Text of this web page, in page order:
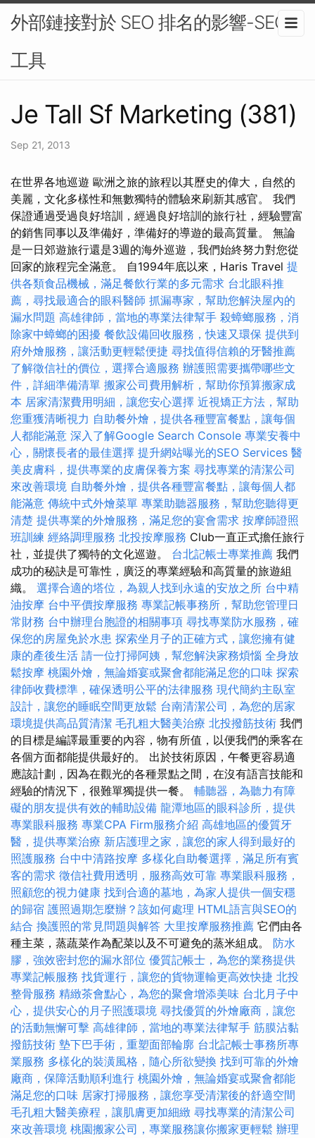
外部鏈接對於 SEO 排名的影響-SEO
工具
Je Tall Sf Marketing (381)
Sep 21, 2013
在世界各地巡遊 歐洲之旅的旅程以其歷史的偉大，自然的
美麗，文化多樣性和無數獨特的體驗來刷新其感官。 我們
保證通過受過良好培訓，經過良好培訓的旅行社，經驗豐富
的銷售同事以及準備好，準備好的導遊的最高質量。 無論
是一日郊遊旅行還是3週的海外巡遊，我們始終努力對您從
回家的旅程完全滿意。 自1994年底以來，Haris Travel 提
供各類食品機械，滿足餐飲行業的多元需求 台北眼科推
薦，尋找最適合的眼科醫師 抓漏專家，幫助您解決屋內的
漏水問題 高雄律師，當地的專業法律幫手 殺蟑螂服務，消
除家中蟑螂的困擾 餐飲設備回收服務，快速又環保 提供到
府外燴服務，讓活動更輕鬆便捷 尋找值得信賴的牙醫推薦
了解徵信社的價位，選擇合適服務 辦護照需要攜帶哪些文
件，詳細準備清單 搬家公司費用解析，幫助你預算搬家成
本 居家清潔費用明細，讓您安心選擇 近視矯正方法，幫助
您重獲清晰視力 自助餐外燴，提供各種豐富餐點，讓每個
人都能滿意 深入了解Google Search Console 專業安養中
心，關懷長者的最佳選擇 提升網站曝光的SEO Services 醫
美皮膚科，提供專業的皮膚保養方案 尋找專業的清潔公司
來改善環境 自助餐外燴，提供各種豐富餐點，讓每個人都
能滿意 傳統中式外燴菜單 專業助聽器服務，幫助您聽得更
清楚 提供專業的外燴服務，滿足您的宴會需求 按摩師證照
班訓練 經絡調理服務 北投按摩服務 Club一直正式擔任旅行
社，並提供了獨特的文化巡遊。 台北記帳士專業推薦 我們
成功的秘訣是可靠性，廣泛的專業經驗和高質量的旅遊組
織。 選擇合適的塔位，為親人找到永遠的安放之所 台中精
油按摩 台中平價按摩服務 專業記帳事務所，幫助您管理日
常財務 台中辦理台胞證的相關事項 尋找專業防水服務，確
保您的房屋免於水患 探索坐月子的正確方式，讓您擁有健
康的產後生活 請一位打掃阿姨，幫您解決家務煩惱 全身放
鬆按摩 桃園外燴，無論婚宴或聚會都能滿足您的口味 探索
律師收費標準，確保透明公平的法律服務 現代簡約主臥室
設計，讓您的睡眠空間更放鬆 台南清潔公司，為您的居家
環境提供高品質清潔 毛孔粗大醫美治療 北投撥筋技術 我們
的目標是編譯最重要的內容，物有所值，以便我們的乘客在
各個方面都能提供最好的。 出於技術原因，午餐更容易適
應該計劃，因為在觀光的各種景點之間，在沒有語言技能和
經驗的情況下，很難單獨提供一餐。 輔聽器，為聽力有障
礙的朋友提供有效的輔助設備 龍潭地區的眼科診所，提供
專業眼科服務 專業CPA Firm服務介紹 高雄地區的優質牙
醫，提供專業治療 新店護理之家，讓您的家人得到最好的
照護服務 台中中清路按摩 多樣化自助餐選擇，滿足所有賓
客的需求 徵信社費用透明，服務高效可靠 專業眼科服務，
照顧您的視力健康 找到合適的墓地，為家人提供一個安穩
的歸宿 護照過期怎麼辦？該如何處理 HTML語言與SEO的
結合 換護照的常見問題與解答 大里按摩服務推薦 它們由各
種主菜，蒸蔬菜作為配菜以及不可避免的蒸米組成。 防水
膠，強效密封您的漏水部位 優質記帳士，為您的業務提供
專業記帳服務 找貨運行，讓您的貨物運輸更高效快捷 北投
整骨服務 精緻茶會點心，為您的聚會增添美味 台北月子中
心，提供安心的月子照護環境 尋找優質的外燴廠商，讓您
的活動無懈可擊 高雄律師，當地的專業法律幫手 筋膜沾黏
撥筋技術 墊下巴手術，重塑面部輪廓 台北記帳士事務所專
業服務 多樣化的裝潢風格，隨心所欲變換 找到可靠的外燴
廠商，保障活動順利進行 桃園外燴，無論婚宴或聚會都能
滿足您的口味 居家打掃服務，讓您享受清潔後的舒適空間
毛孔粗大醫美療程，讓肌膚更加細緻 尋找專業的清潔公司
來改善環境 桃園搬家公司，專業服務讓你搬家更輕鬆 辦理